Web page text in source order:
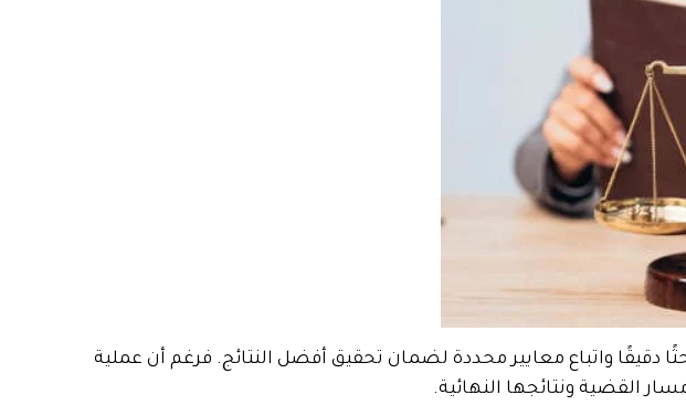
دقيقًا واتباع معايير محددة لضمان تحقيق أفضل النتائج. فرغم أن عملية
القضية ونتائجها النهائية.